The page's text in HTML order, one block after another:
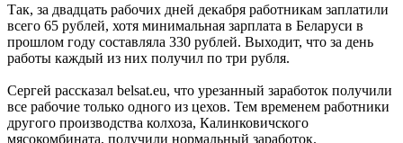
Так, за двадцать рабочих дней декабря работникам заплатили
всего 65 рублей, хотя минимальная зарплата в Беларуси в
прошлом году составляла 330 рублей. Выходит, что за день
работы каждый из них получил по три рубля.
Сергей рассказал belsat.eu, что урезанный заработок получили
все рабочие только одного из цехов. Тем временем работники
другого производства колхоза, Калинковичского
мясокомбината, получили нормальный заработок.